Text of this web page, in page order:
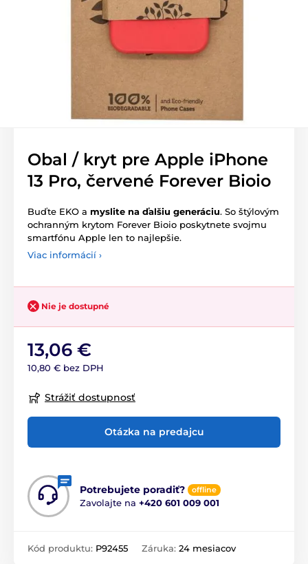
Obal / kryt pre Apple iPhone
13 Pro, červené Forever Bioio
Buďte EKO a myslite na ďalšiu generáciu. So štýlovým
ochranným krytom Forever Bioio poskytnete svojmu
smartfónu Apple len to najlepšie.
Viac informácií ›
Nie je dostupné
13,06 €
10,80 € bez DPH
Strážiť dostupnosť
Otázka na predajcu
Potrebujete poradiť? offline
Zavolajte na +420 601 009 001
Kód produktu: P92455 Záruka: 24 mesiacov